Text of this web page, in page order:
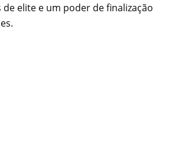
elite e um poder de finalização